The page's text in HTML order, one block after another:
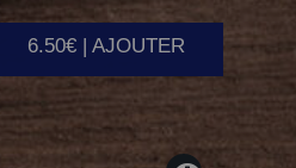
6.50€ | AJOUTER